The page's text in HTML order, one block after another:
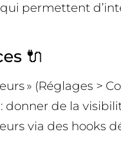
permettent
🔌
» (Réglages >
donner de la
via des hooks